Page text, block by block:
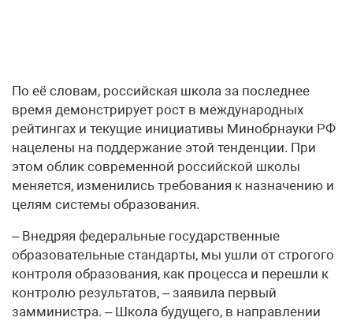
По её словам, российская школа за последнее
время демонстрирует рост в международных
рейтингах и текущие инициативы Минобрнауки РФ
нацелены на поддержание этой тенденции. При
этом облик современной российской школы
меняется, изменились требования к назначению и
целям системы образования.
– Внедряя федеральные государственные
образовательные стандарты, мы ушли от строгого
контроля образования, как процесса и перешли к
контролю результатов, – заявила первый
замминистра. – Школа будущего, в направлении